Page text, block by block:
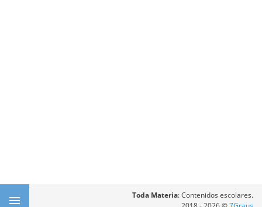
Toda Materia: Contenidos escolares.